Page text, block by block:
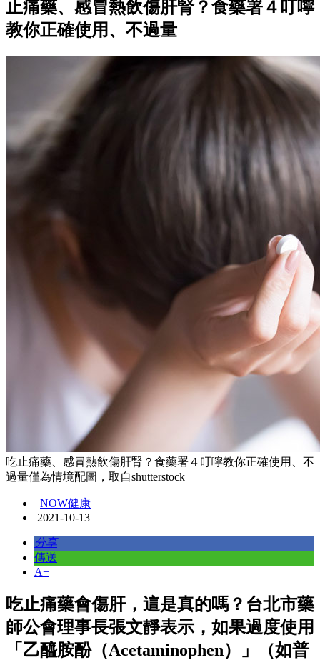
止痛藥、感冒熱飲傷肝腎？食藥署４叮嚀
教你正確使用、不過量
吃止痛藥、感冒熱飲傷肝腎？食藥署４叮嚀教你正確使用、不
過量僅為情境配圖，取自shutterstock
NOW健康
2021-10-13
分享
傳送
A+
吃止痛藥會傷肝，這是真的嗎？台北市藥
師公會理事長張文靜表示，如果過度使用
「乙醯胺酚（Acetaminophen）」（如普